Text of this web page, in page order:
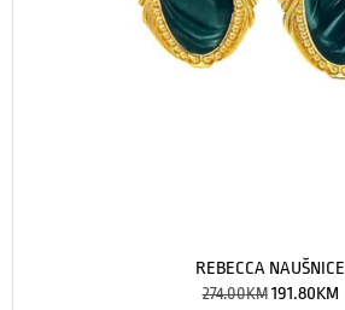
REBECCA NAUŠNICE
274.00KM 191.80KM